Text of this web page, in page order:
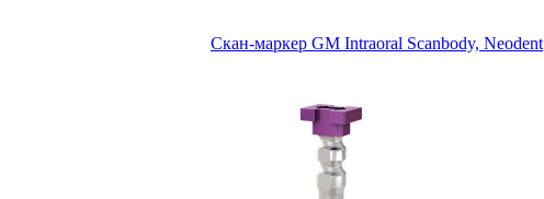
Скан-маркер GM Intraoral Scanbody, Neodent